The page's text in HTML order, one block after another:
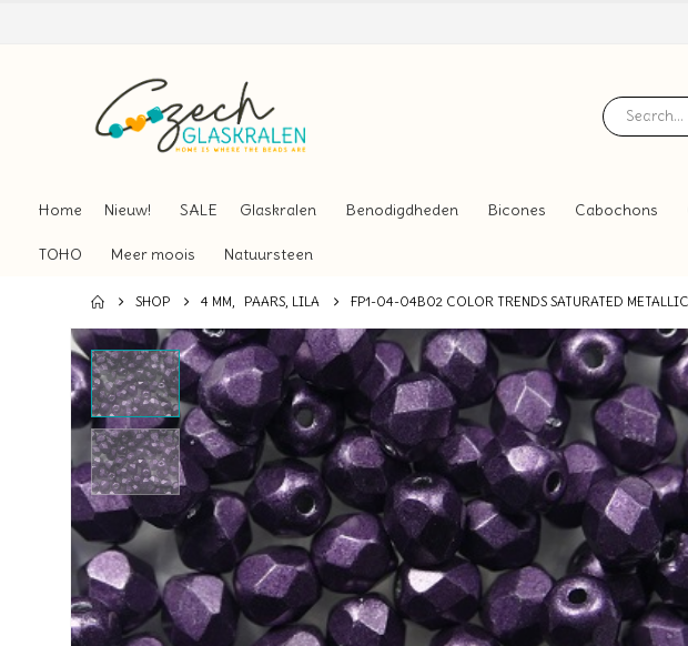
Home Nieuw! SALE Glaskralen Benodigdheden Bicones Cabochons
TOHO Meer moois Natuursteen
SHOP 4 MM, PAARS, LILA FP1-04-04B02 COLOR TRENDS SATURATED